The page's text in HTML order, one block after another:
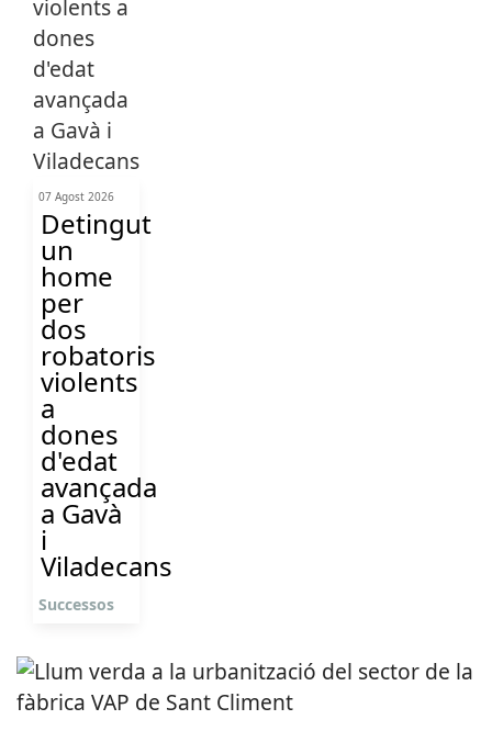
07 Agost 2026
Detingut
un
home
per
dos
robatoris
violents
a
dones
d'edat
avançada
a Gavà
i
Viladecans
Successos